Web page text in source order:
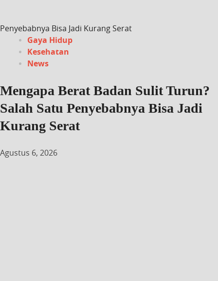
Penyebabnya Bisa Jadi Kurang Serat
Gaya Hidup
Kesehatan
News
Mengapa Berat Badan Sulit Turun?
Salah Satu Penyebabnya Bisa Jadi
Kurang Serat
Agustus 6, 2026